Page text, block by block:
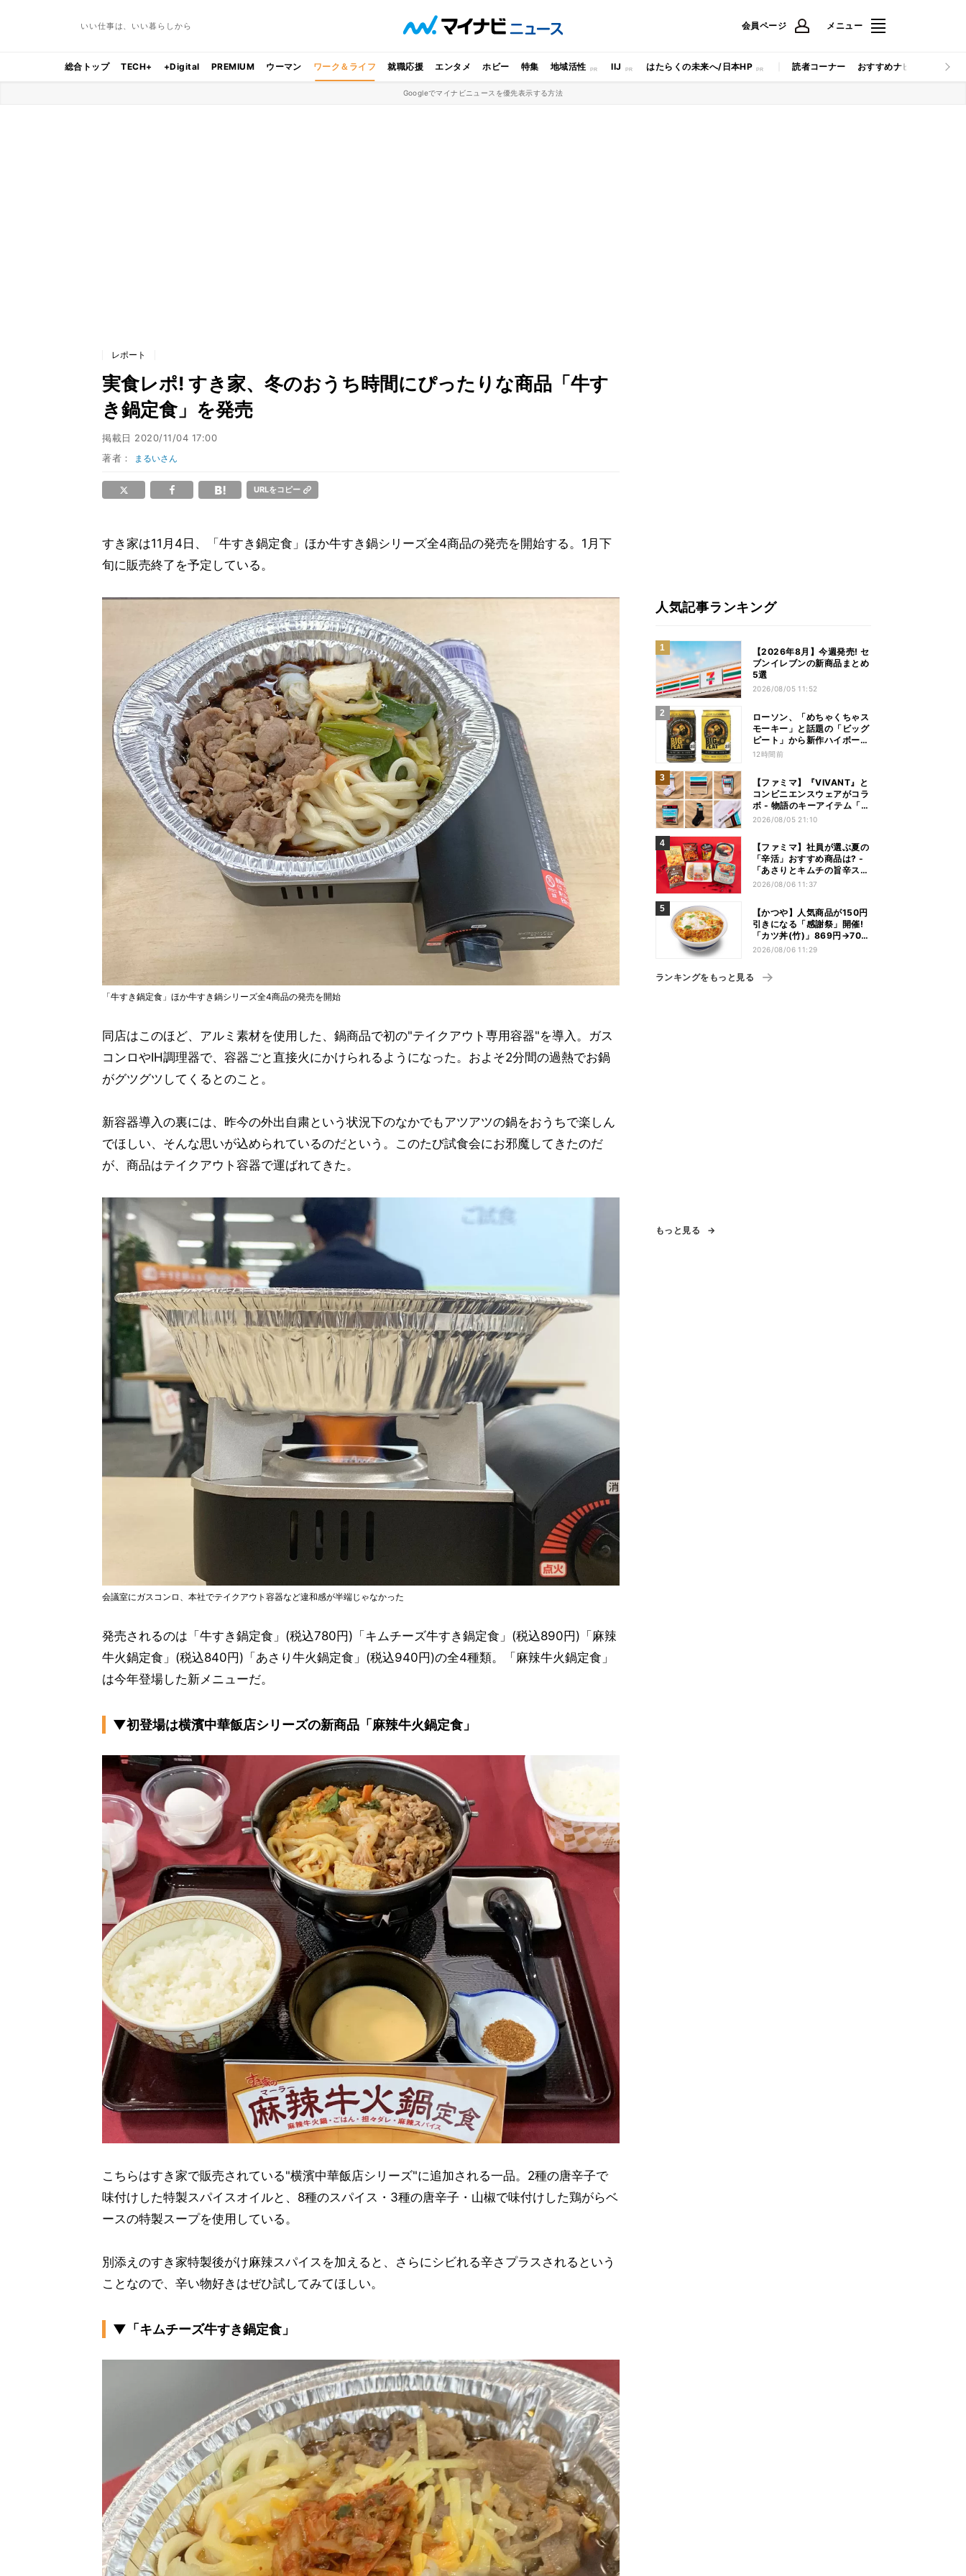
いい仕事は、いい暮らしから 会員ページ メニュー
総合トップ TECH+ +Digital PREMIUM ウーマン ワーク＆ライフ 就職応援 エンタメ ホビー 特集 地域活性 IIJ はたらくの未来へ/日本HP 読者コーナー おすすめナビ マイナビ
Googleでマイナビニュースを優先表示する方法
レポート
実食レポ! すき家、冬のおうち時間にぴったりな商品「牛す
き鍋定食」を発売
掲載日 2020/11/04 17:00
著者：
まるいさん
URLをコピー
すき家は11月4日、「牛すき鍋定食」ほか牛すき鍋シリーズ全4商品の発売を開始する。1月下
旬に販売終了を予定している。
「牛すき鍋定食」ほか牛すき鍋シリーズ全4商品の発売を開始
同店はこのほど、アルミ素材を使用した、鍋商品で初の"テイクアウト専用容器"を導入。ガス
コンロやIH調理器で、容器ごと直接火にかけられるようになった。およそ2分間の過熱でお鍋
がグツグツしてくるとのこと。
新容器導入の裏には、昨今の外出自粛という状況下のなかでもアツアツの鍋をおうちで楽しん
でほしい、そんな思いが込められているのだという。このたび試食会にお邪魔してきたのだ
が、商品はテイクアウト容器で運ばれてきた。
会議室にガスコンロ、本社でテイクアウト容器など違和感が半端じゃなかった
発売されるのは「牛すき鍋定食」(税込780円)「キムチーズ牛すき鍋定食」(税込890円)「麻辣
牛火鍋定食」(税込840円)「あさり牛火鍋定食」(税込940円)の全4種類。「麻辣牛火鍋定食」
は今年登場した新メニューだ。
▼初登場は横濱中華飯店シリーズの新商品「麻辣牛火鍋定食」
こちらはすき家で販売されている"横濱中華飯店シリーズ"に追加される一品。2種の唐辛子で
味付けした特製スパイスオイルと、8種のスパイス・3種の唐辛子・山椒で味付けした鶏がらベ
ースの特製スープを使用している。
別添えのすき家特製後がけ麻辣スパイスを加えると、さらにシビれる辛さプラスされるという
ことなので、辛い物好きはぜひ試してみてほしい。
▼「キムチーズ牛すき鍋定食」
人気記事ランキング
【2026年8月】今週発売! セ
ブンイレブンの新商品まとめ
5選
2026/08/05 11:52
ローソン、「めちゃくちゃス
モーキー」と話題の「ビッグ
ピート」から新作ハイボール
缶＆ミニボトル発売
12時間前
【ファミマ】『VIVANT』と
コンビニエンスウェアがコラ
ボ - 物語のキーアイテム「別
班饅頭」も発売
2026/08/05 21:10
【ファミマ】社員が選ぶ夏の
「辛活」おすすめ商品は? -
「あさりとキムチの旨辛スン
ドゥブチゲ」「鬼金棒監修
ムチキン」など
2026/08/06 11:37
【かつや】人気商品が150円
引きになる「感謝祭」開催!
「カツ丼(竹)」869円→704
円、「ロースカツ定食」913
2026/08/06 11:29
ランキングをもっと見る
もっと見る